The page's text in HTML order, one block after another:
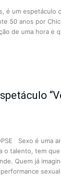
é um espetáculo
50 anos por
de uma hora e
Sexo é uma
o talento, tem
Quem já
performance